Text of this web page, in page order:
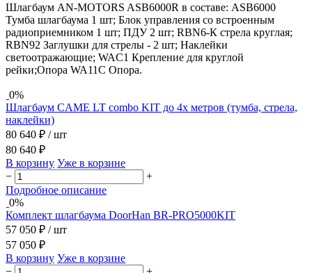
Шлагбаум AN-MOTORS ASB6000R в составе: ASB6000
Тумба шлагбаума 1 шт; Блок управления со встроенным
радиоприемником 1 шт; ПДУ 2 шт; RBN6-К стрела круглая;
RBN92 Заглушки для стрелы - 2 шт; Наклейки
светоотражающие; WAC1 Крепление для круглой
рейки;Опора WA11C Опора.
0%
Шлагбаум CAME LT combo KIT до 4х метров (тумба, стрела,
наклейки)
80 640 ₽ / шт
80 640 ₽
В корзину Уже в корзине
−
+
Подробное описание
0%
Комплект шлагбаума DoorHan BR-PRO5000KIT
57 050 ₽ / шт
57 050 ₽
В корзину Уже в корзине